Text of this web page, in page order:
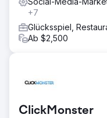
+7
Glücksspiel,
Ab $2,500
ClickMonster